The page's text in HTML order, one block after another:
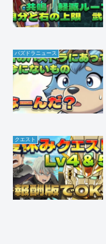
パズドラニュース
クエスト